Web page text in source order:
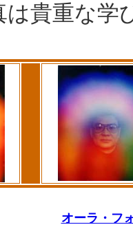
は貴重な学
オーラ・フ